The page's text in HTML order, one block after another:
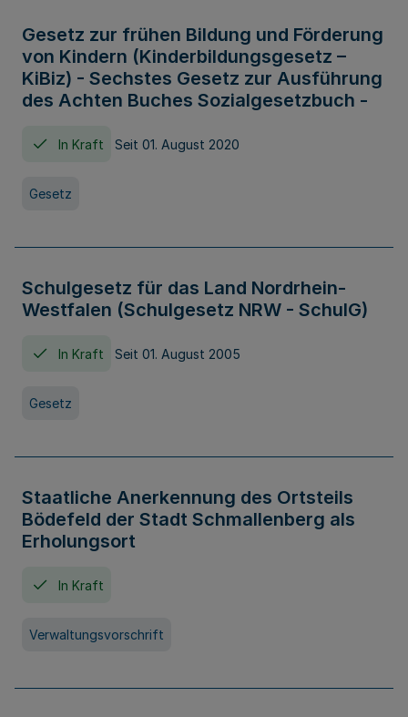
Gesetz zur frühen Bildung und Förderung
von Kindern (Kinderbildungsgesetz –
KiBiz) - Sechstes Gesetz zur Ausführung
des Achten Buches Sozialgesetzbuch -
In Kraft Seit 01. August 2020
Gesetz
Schulgesetz für das Land Nordrhein-
Westfalen (Schulgesetz NRW - SchulG)
In Kraft Seit 01. August 2005
Gesetz
Staatliche Anerkennung des Ortsteils
Bödefeld der Stadt Schmallenberg als
Erholungsort
In Kraft
Verwaltungsvorschrift